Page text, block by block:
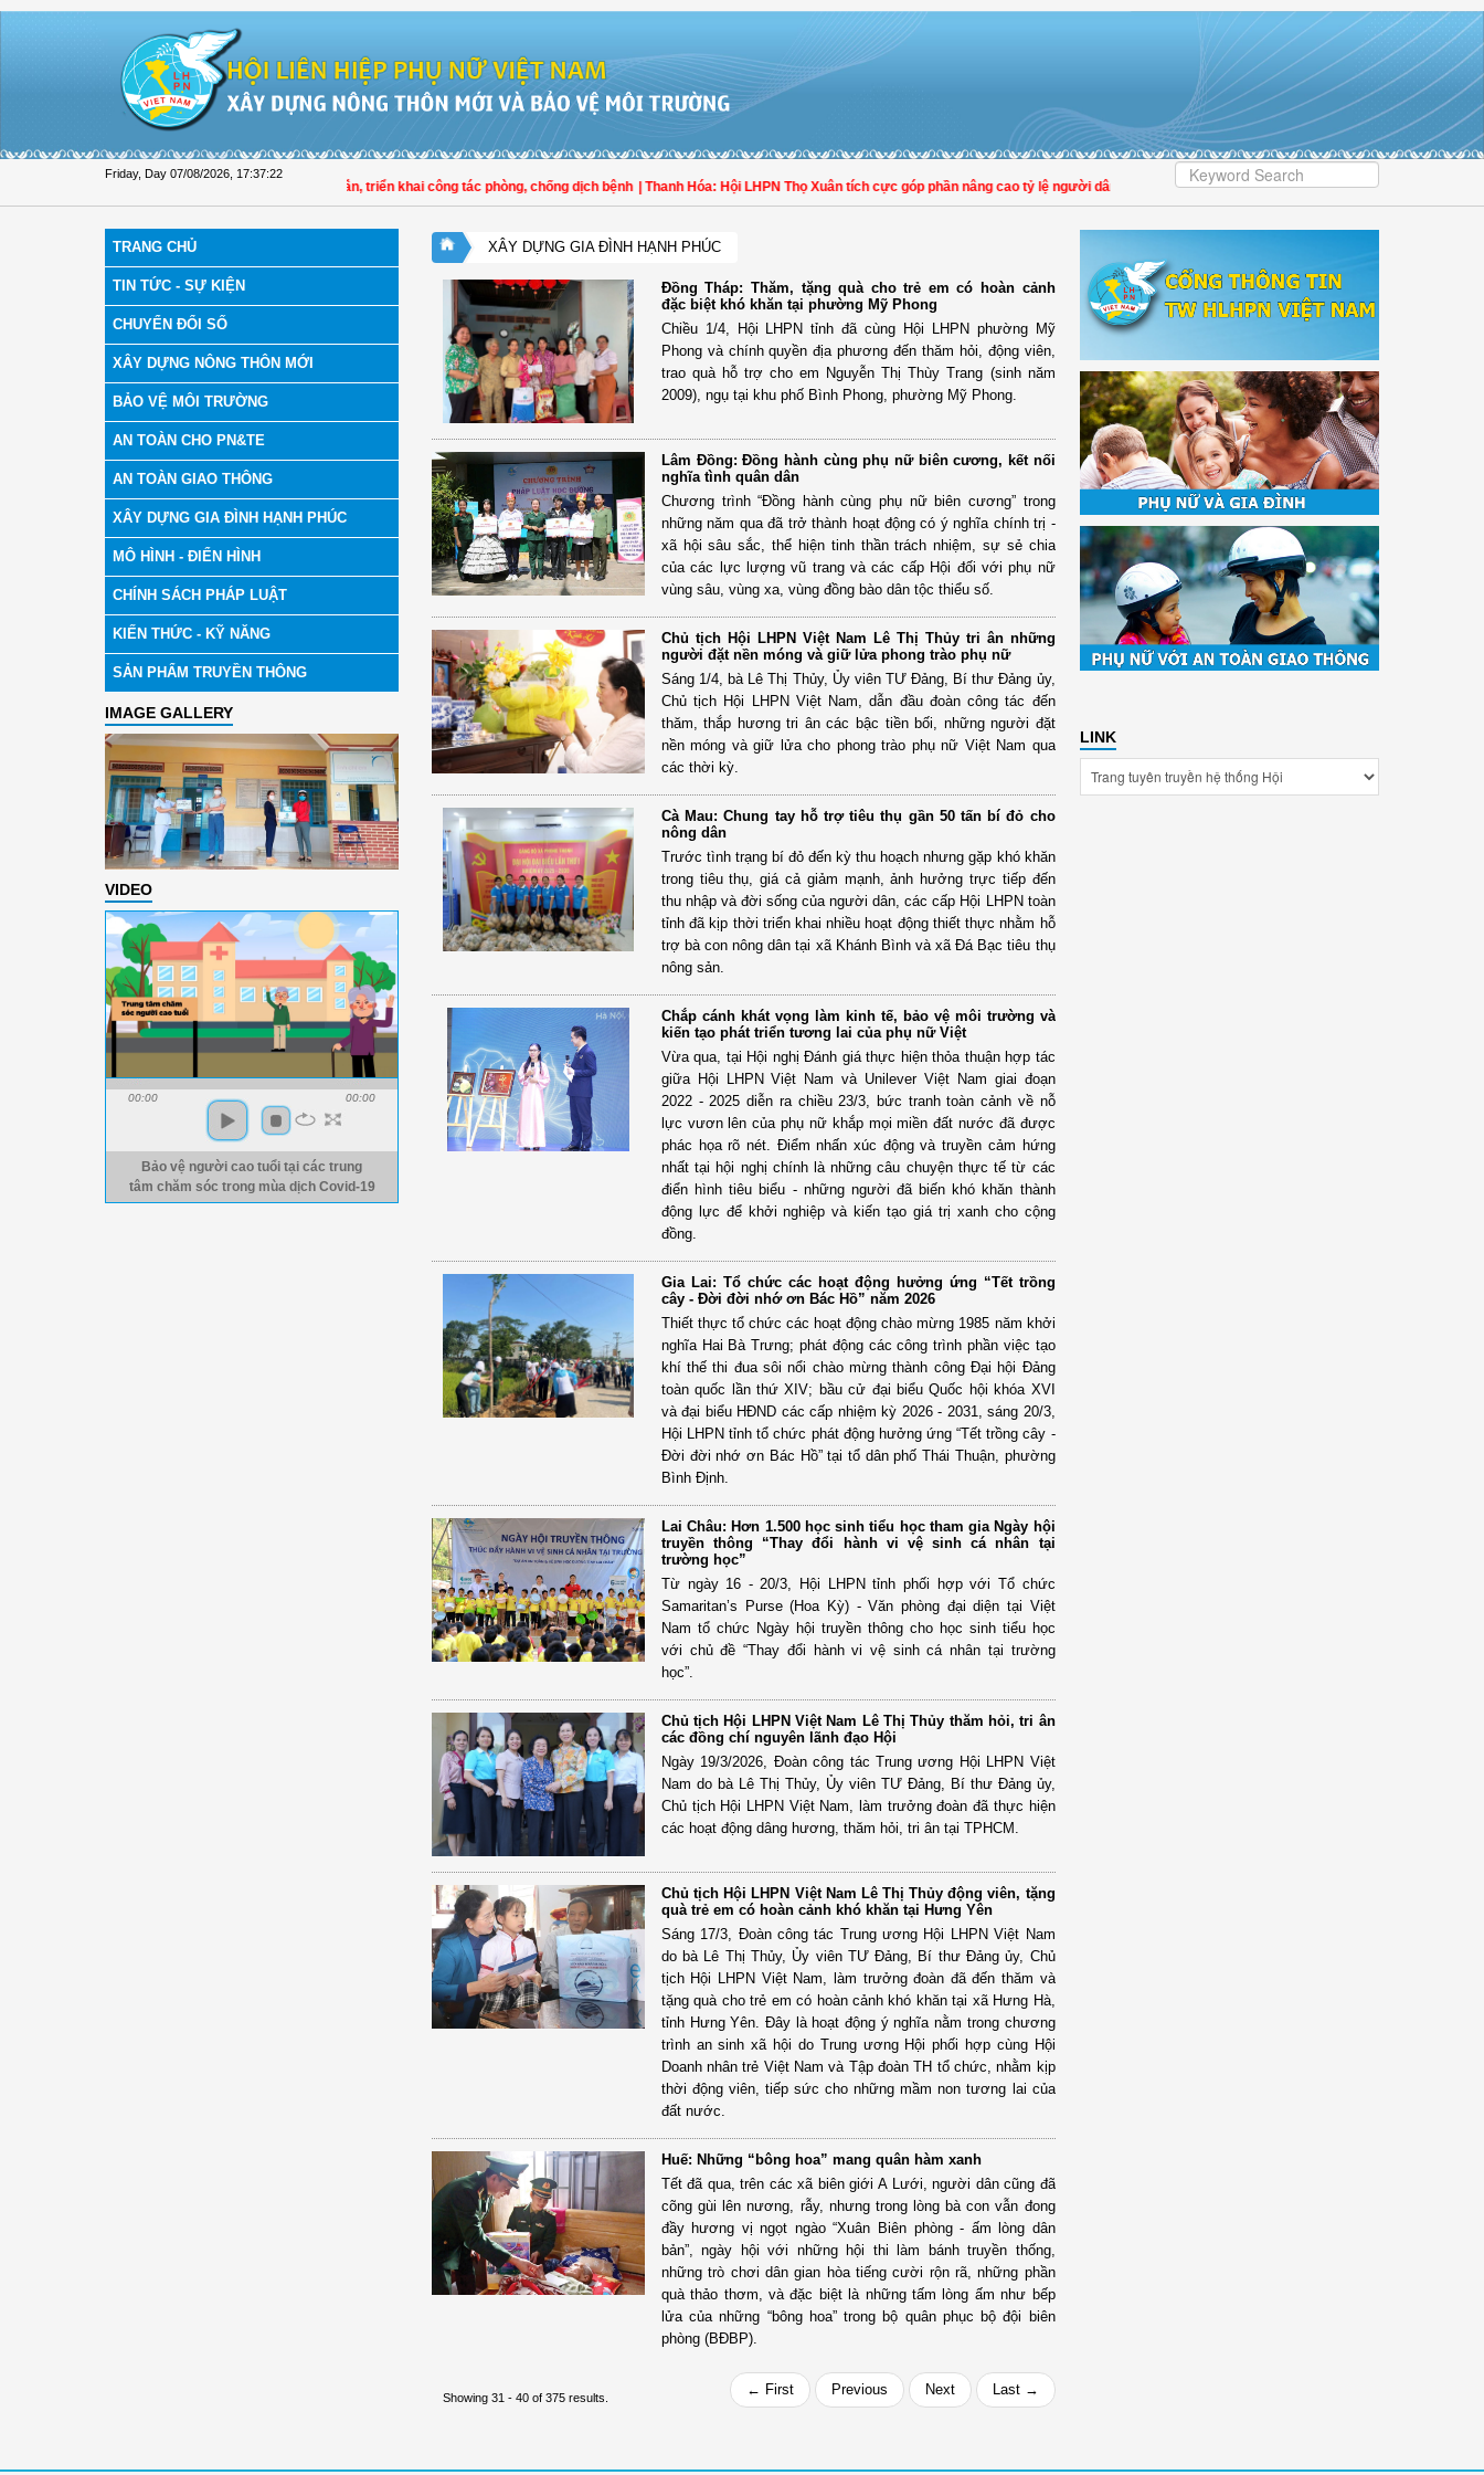
Friday, Day 07/08/2026 17:37:23
Hội LHPN tỉnh Đồng Tháp tuyên truyền, hướng dẫn, triển khai công tác phòng, chống dịch bệnh | Thanh Hóa: Hội LHPN Thọ Xuân tích cực góp phần nâng cao tỷ lệ người dân tham gia bảo hiểm y tế
TRANG CHỦ
TIN TỨC - SỰ KIỆN
CHUYỂN ĐỔI SỐ
XÂY DỰNG NÔNG THÔN MỚI
BẢO VỆ MÔI TRƯỜNG
AN TOÀN CHO PN&TE
AN TOÀN GIAO THÔNG
XÂY DỰNG GIA ĐÌNH HẠNH PHÚC
MÔ HÌNH - ĐIỂN HÌNH
CHÍNH SÁCH PHÁP LUẬT
KIẾN THỨC - KỸ NĂNG
SẢN PHẨM TRUYỀN THÔNG
IMAGE GALLERY
VIDEO
00:00 00:00
Bảo vệ người cao tuổi tại các trung
tâm chăm sóc trong mùa dịch Covid-19
XÂY DỰNG GIA ĐÌNH HẠNH PHÚC
Đồng Tháp: Thăm, tặng quà cho trẻ em có hoàn cảnh
đặc biệt khó khăn tại phường Mỹ Phong
Chiều 1/4, Hội LHPN tỉnh đã cùng Hội LHPN phường Mỹ
Phong và chính quyền địa phương đến thăm hỏi, động viên,
trao quà hỗ trợ cho em Nguyễn Thị Thùy Trang (sinh năm
2009), ngụ tại khu phố Bình Phong, phường Mỹ Phong.
Lâm Đồng: Đồng hành cùng phụ nữ biên cương, kết nối
nghĩa tình quân dân
Chương trình “Đồng hành cùng phụ nữ biên cương” trong
những năm qua đã trở thành hoạt động có ý nghĩa chính trị -
xã hội sâu sắc, thể hiện tinh thần trách nhiệm, sự sẻ chia
của các lực lượng vũ trang và các cấp Hội đối với phụ nữ
vùng sâu, vùng xa, vùng đồng bào dân tộc thiểu số.
Chủ tịch Hội LHPN Việt Nam Lê Thị Thủy tri ân những
người đặt nền móng và giữ lửa phong trào phụ nữ
Sáng 1/4, bà Lê Thị Thủy, Ủy viên TƯ Đảng, Bí thư Đảng ủy,
Chủ tịch Hội LHPN Việt Nam, dẫn đầu đoàn công tác đến
thăm, thắp hương tri ân các bậc tiền bối, những người đặt
nền móng và giữ lửa cho phong trào phụ nữ Việt Nam qua
các thời kỳ.
Cà Mau: Chung tay hỗ trợ tiêu thụ gần 50 tấn bí đỏ cho
nông dân
Trước tình trạng bí đỏ đến kỳ thu hoạch nhưng gặp khó khăn
trong tiêu thụ, giá cả giảm mạnh, ảnh hưởng trực tiếp đến
thu nhập và đời sống của người dân, các cấp Hội LHPN toàn
tỉnh đã kịp thời triển khai nhiều hoạt động thiết thực nhằm hỗ
trợ bà con nông dân tại xã Khánh Bình và xã Đá Bạc tiêu thụ
nông sản.
Chắp cánh khát vọng làm kinh tế, bảo vệ môi trường và
kiến tạo phát triển tương lai của phụ nữ Việt
Vừa qua, tại Hội nghị Đánh giá thực hiện thỏa thuận hợp tác
giữa Hội LHPN Việt Nam và Unilever Việt Nam giai đoạn
2022 - 2025 diễn ra chiều 23/3, bức tranh toàn cảnh về nỗ
lực vươn lên của phụ nữ khắp mọi miền đất nước đã được
phác họa rõ nét. Điểm nhấn xúc động và truyền cảm hứng
nhất tại hội nghị chính là những câu chuyện thực tế từ các
điển hình tiêu biểu - những người đã biến khó khăn thành
động lực để khởi nghiệp và kiến tạo giá trị xanh cho cộng
đồng.
Gia Lai: Tổ chức các hoạt động hưởng ứng “Tết trồng
cây - Đời đời nhớ ơn Bác Hồ” năm 2026
Thiết thực tổ chức các hoạt động chào mừng 1985 năm khởi
nghĩa Hai Bà Trưng; phát động các công trình phần việc tạo
khí thế thi đua sôi nổi chào mừng thành công Đại hội Đảng
toàn quốc lần thứ XIV; bầu cử đại biểu Quốc hội khóa XVI
và đại biểu HĐND các cấp nhiệm kỳ 2026 - 2031, sáng 20/3,
Hội LHPN tỉnh tổ chức phát động hưởng ứng “Tết trồng cây -
Đời đời nhớ ơn Bác Hồ” tại tổ dân phố Thái Thuận, phường
Bình Định.
Lai Châu: Hơn 1.500 học sinh tiểu học tham gia Ngày hội
truyền thông “Thay đổi hành vi vệ sinh cá nhân tại
trường học”
Từ ngày 16 - 20/3, Hội LHPN tỉnh phối hợp với Tổ chức
Samaritan’s Purse (Hoa Kỳ) - Văn phòng đại diện tại Việt
Nam tổ chức Ngày hội truyền thông cho học sinh tiểu học
với chủ đề “Thay đổi hành vi vệ sinh cá nhân tại trường
học”.
Chủ tịch Hội LHPN Việt Nam Lê Thị Thủy thăm hỏi, tri ân
các đồng chí nguyên lãnh đạo Hội
Ngày 19/3/2026, Đoàn công tác Trung ương Hội LHPN Việt
Nam do bà Lê Thị Thủy, Ủy viên TƯ Đảng, Bí thư Đảng ủy,
Chủ tịch Hội LHPN Việt Nam, làm trưởng đoàn đã thực hiện
các hoạt động dâng hương, thăm hỏi, tri ân tại TPHCM.
Chủ tịch Hội LHPN Việt Nam Lê Thị Thủy động viên, tặng
quà trẻ em có hoàn cảnh khó khăn tại Hưng Yên
Sáng 17/3, Đoàn công tác Trung ương Hội LHPN Việt Nam
do bà Lê Thị Thủy, Ủy viên TƯ Đảng, Bí thư Đảng ủy, Chủ
tịch Hội LHPN Việt Nam, làm trưởng đoàn đã đến thăm và
tặng quà cho trẻ em có hoàn cảnh khó khăn tại xã Hưng Hà,
tỉnh Hưng Yên. Đây là hoạt động ý nghĩa nằm trong chương
trình an sinh xã hội do Trung ương Hội phối hợp cùng Hội
Doanh nhân trẻ Việt Nam và Tập đoàn TH tổ chức, nhằm kịp
thời động viên, tiếp sức cho những mầm non tương lai của
đất nước.
Huế: Những “bông hoa” mang quân hàm xanh
Tết đã qua, trên các xã biên giới A Lưới, người dân cũng đã
cõng gùi lên nương, rẫy, nhưng trong lòng bà con vẫn đong
đầy hương vị ngọt ngào “Xuân Biên phòng - ấm lòng dân
bản”, ngày hội với những hội thi làm bánh truyền thống,
những trò chơi dân gian hòa tiếng cười rộn rã, những phần
quà thảo thơm, và đặc biệt là những tấm lòng ấm như bếp
lửa của những “bông hoa” trong bộ quân phục bộ đội biên
phòng (BĐBP).
Showing 31 - 40 of 375 results. ← First Previous Next Last →
LINK